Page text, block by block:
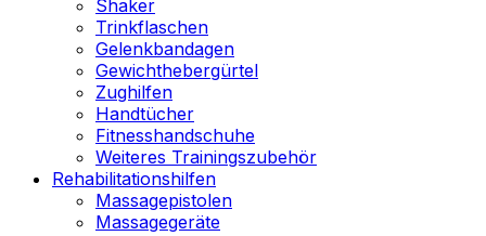
Shaker
Trinkflaschen
Gelenkbandagen
Gewichthebergürtel
Zughilfen
Handtücher
Fitnesshandschuhe
Weiteres Trainingszubehör
Rehabilitationshilfen
Massagepistolen
Massagegeräte